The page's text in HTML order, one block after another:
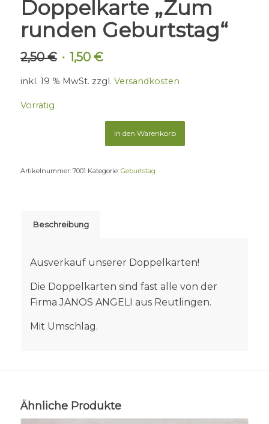
Doppelkarte „Zum
runden Geburtstag“
2,50€ Ursprünglicher
war:
1,50 €Aktueller
ist:
inkl. 19 % MwSt. zzgl. Versandkosten
Vorrätig
In den Warenkorb
Artikelnummer: 7001 Kategorie: Geburtstag
Beschreibung
Ausverkauf unserer Doppelkarten!
Die Doppelkarten sind fast alle von der
Firma JANOS ANGELI aus Reutlingen.
Mit Umschlag.
Ähnliche Produkte